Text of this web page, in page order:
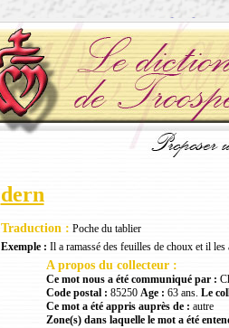
dern
Traduction : Poche du tablier
Exemple : Il a ramassé des feuilles de choux et il les
A propos du collecteur :
Ce mot nous a été communiqué par :
Code postal : 85250 Age : 63 ans. Le
Ce mot a été appris auprès de : autre
Zone(s) dans laquelle le mot a été